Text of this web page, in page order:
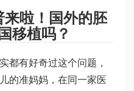
啦！国外的胚
移植吗？
都有好奇过这个问题，
的准妈妈，在同一家医